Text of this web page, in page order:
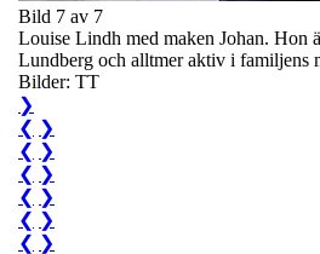
Bild 7 av 7
Louise Lindh med maken Johan. Hon
Lundberg och alltmer aktiv i familjens
Bilder: TT
❯
❮ ❯
❮ ❯
❮ ❯
❮ ❯
❮ ❯
❮ ❯